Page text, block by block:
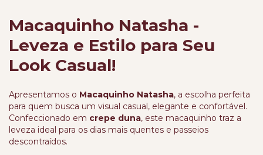
Macaquinho Natasha -
Leveza e Estilo para Seu
Look Casual!
Apresentamos o Macaquinho Natasha, a escolha perfeita
para quem busca um visual casual, elegante e confortável.
Confeccionado em crepe duna, este macaquinho traz a
leveza ideal para os dias mais quentes e passeios
descontraídos.